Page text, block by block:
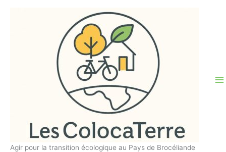
Agir pour la transition écologique au Pays de Brocéliande